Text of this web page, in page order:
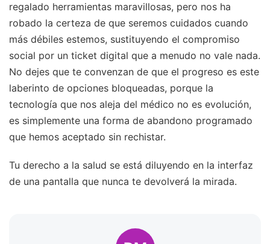
regalado herramientas maravillosas, pero nos ha
robado la certeza de que seremos cuidados cuando
más débiles estemos, sustituyendo el compromiso
social por un ticket digital que a menudo no vale nada.
No dejes que te convenzan de que el progreso es este
laberinto de opciones bloqueadas, porque la
tecnología que nos aleja del médico no es evolución,
es simplemente una forma de abandono programado
que hemos aceptado sin rechistar.
Tu derecho a la salud se está diluyendo en la interfaz
de una pantalla que nunca te devolverá la mirada.